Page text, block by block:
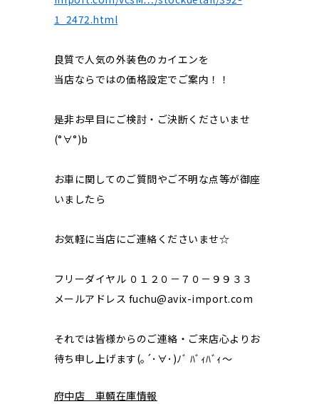
1_2472.html
良質で人気の外装色のカイエンを
当店ならではの価格設定でご案内！！
是非お早目にご検討・ご決断くださいませ
(°∀°)b
お車に関してのご質問やご不明な点等が御座
いましたら
お気軽に当店にご連絡くださいませ☆
フリーダイヤル ０１２０－７０－９９３３
メールアドレス fuchu@avix-import.com
それでは皆様からのご連絡・ご来店心よりお
待ち申し上げます(｡´･∀･)ﾉﾞ ﾊﾞｨﾊﾞｨ～
府中店 車輌在庫情報